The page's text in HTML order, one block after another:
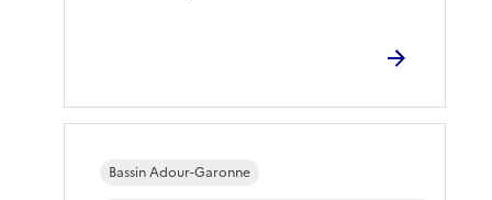
Bassin Adour-Garonne